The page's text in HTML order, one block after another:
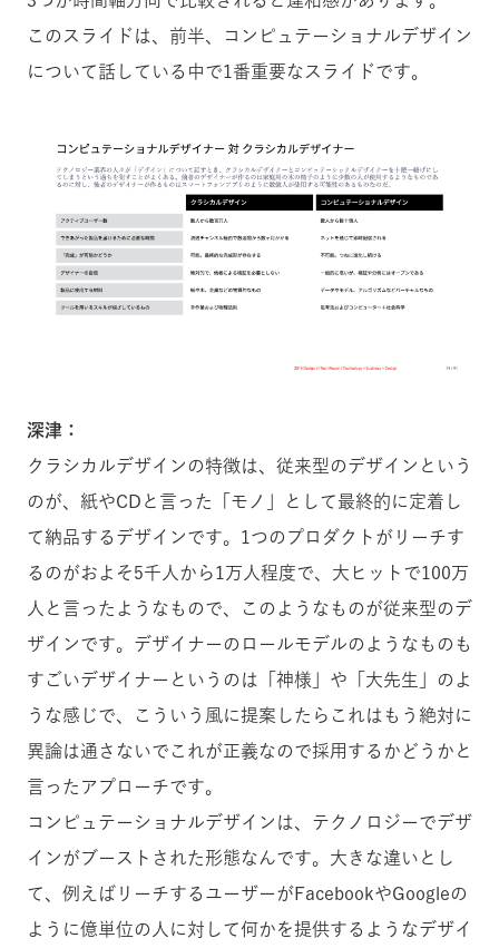
このスライドは、前半、コンピュテーショナルデザイン
について話している中で1番重要なスライドです。
深津：
クラシカルデザインの特徴は、従来型のデザインという
のが、紙やCDと言った「モノ」として最終的に定着し
て納品するデザインです。1つのプロダクトがリーチす
るのがおよそ5千人から1万人程度で、大ヒットで100万
人と言ったようなもので、このようなものが従来型のデ
ザインです。デザイナーのロールモデルのようなものも
すごいデザイナーというのは「神様」や「大先生」のよ
うな感じで、こういう風に提案したらこれはもう絶対に
異論は通さないでこれが正義なので採用するかどうかと
言ったアプローチです。
コンピュテーショナルデザインは、テクノロジーでデザ
インがブーストされた形態なんです。大きな違いとし
て、例えばリーチするユーザーがFacebookやGoogleの
ように億単位の人に対して何かを提供するようなデザイ